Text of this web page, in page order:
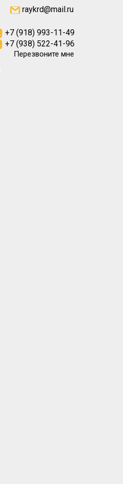
raykrd@mail.ru
Перезвоните мне
+7 (918) 993-11-49
+7 (938) 522-41-96